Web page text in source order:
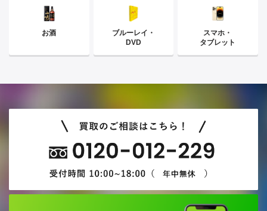
お酒
ブルーレイ・
DVD
スマホ・
タブレット